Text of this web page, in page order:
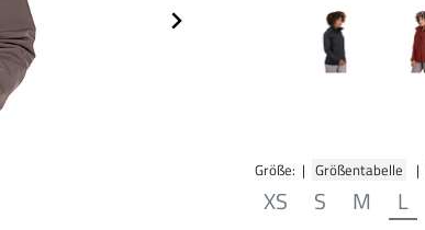
Größe: | Größentabelle |
XS S M L